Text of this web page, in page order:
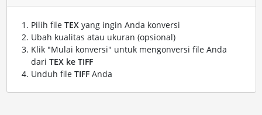
Pilih file TEXyang ingin Anda konversi
Ubah kualitas atau ukuran (opsional)
Klik "Mulai konversi" untuk mengonversi file Anda
dari TEX ke TIFF
Unduh file TIFFAnda